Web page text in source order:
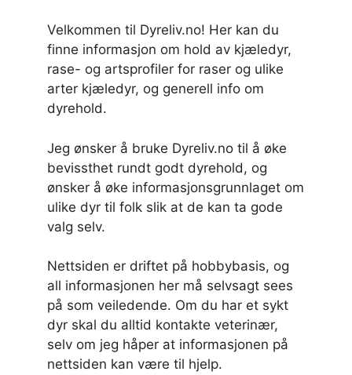
Velkommen til Dyreliv.no! Her kan du
finne informasjon om hold av kjæledyr,
rase- og artsprofiler for raser og ulike
arter kjæledyr, og generell info om
dyrehold.
Jeg ønsker å bruke Dyreliv.no til å øke
bevissthet rundt godt dyrehold, og
ønsker å øke informasjonsgrunnlaget om
ulike dyr til folk slik at de kan ta gode
valg selv.
Nettsiden er driftet på hobbybasis, og
all informasjonen her må selvsagt sees
på som veiledende. Om du har et sykt
dyr skal du alltid kontakte veterinær,
selv om jeg håper at informasjonen på
nettsiden kan være til hjelp.